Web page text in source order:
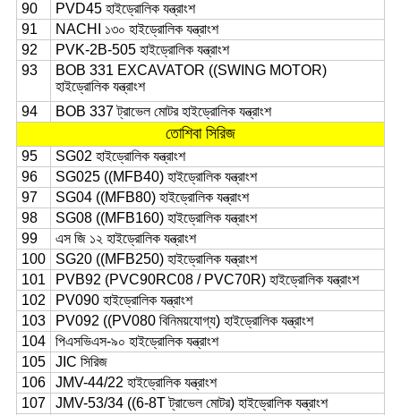
90
PVD45 হাইড্রোলিক যন্ত্রাংশ
91
NACHI ১৩০ হাইড্রোলিক যন্ত্রাংশ
92
PVK-2B-505 হাইড্রোলিক যন্ত্রাংশ
93
BOB 331 EXCAVATOR ((SWING MOTOR)
হাইড্রোলিক যন্ত্রাংশ
94
BOB 337 ট্রাভেল মোটর হাইড্রোলিক যন্ত্রাংশ
তোশিবা সিরিজ
95
SG02 হাইড্রোলিক যন্ত্রাংশ
96
SG025 ((MFB40) হাইড্রোলিক যন্ত্রাংশ
97
SG04 ((MFB80) হাইড্রোলিক যন্ত্রাংশ
98
SG08 ((MFB160) হাইড্রোলিক যন্ত্রাংশ
99
এস জি ১২ হাইড্রোলিক যন্ত্রাংশ
100
SG20 ((MFB250) হাইড্রোলিক যন্ত্রাংশ
101
PVB92 (PVC90RC08 / PVC70R) হাইড্রোলিক যন্ত্রাংশ
102
PV090 হাইড্রোলিক যন্ত্রাংশ
103
PV092 ((PV080 বিনিময়যোগ্য) হাইড্রোলিক যন্ত্রাংশ
104
পিএসভিএস-৯০ হাইড্রোলিক যন্ত্রাংশ
105
JIC সিরিজ
106
JMV-44/22 হাইড্রোলিক যন্ত্রাংশ
107
JMV-53/34 ((6-8T ট্রাভেল মোটর) হাইড্রোলিক যন্ত্রাংশ